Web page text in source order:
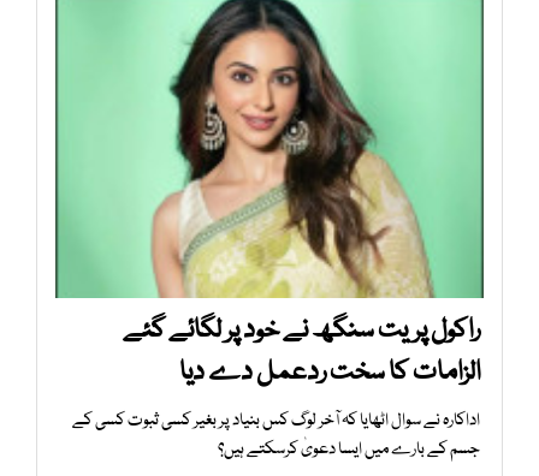
راکول پریت سنگھ نے خود پر لگائے گئے
الزامات کا سخت ردعمل دے دیا
اداکارہ نے سوال اٹھایا کہ آخر لوگ کس بنیاد پر بغیر کسی ثبوت کسی کے
جسم کے بارے میں ایسا دعویٰ کرسکتے ہیں؟